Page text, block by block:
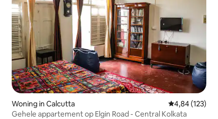
Woning in Calcutta Gemiddelde
4,84 (123)
Gehele appartement op Elgin Road - Central Kolkata